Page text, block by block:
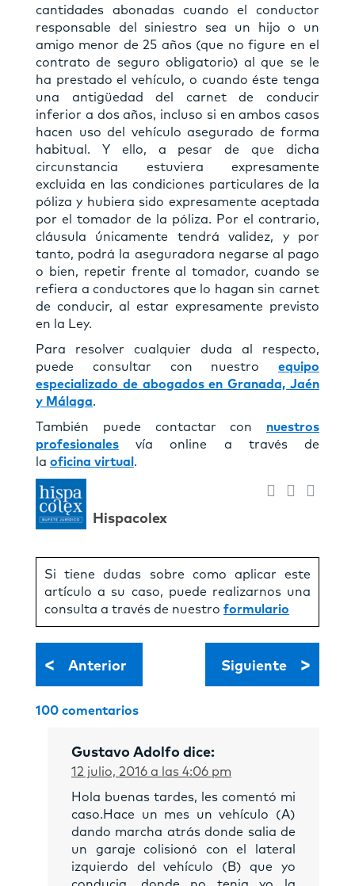
cantidades abonadas cuando el conductor
responsable del siniestro sea un hijo o un
amigo menor de 25 años (que no figure en el
contrato de seguro obligatorio) al que se le
ha prestado el vehículo, o cuando éste tenga
una antigüedad del carnet de conducir
inferior a dos años, incluso si en ambos casos
hacen uso del vehículo asegurado de forma
habitual. Y ello, a pesar de que dicha
circunstancia estuviera expresamente
excluida en las condiciones particulares de la
póliza y hubiera sido expresamente aceptada
por el tomador de la póliza. Por el contrario,
cláusula únicamente tendrá validez, y por
tanto, podrá la aseguradora negarse al pago
o bien, repetir frente al tomador, cuando se
refiera a conductores que lo hagan sin carnet
de conducir, al estar expresamente previsto
en la Ley.
Para resolver cualquier duda al respecto,
puede consultar con nuestro equipo
especializado de abogados en Granada, Jaén
y Málaga.
También puede contactar con nuestros
profesionales vía online a través de
la oficina virtual .
Hispacolex
Si tiene dudas sobre como aplicar este
artículo a su caso, puede realizarnos una
consulta a través de nuestro formulario
< Anterior Siguiente >
100 comentarios
Gustavo Adolfo dice:
12 julio, 2016 a las 4:06 pm
Hola buenas tardes, les comentó mi
caso.Hace un mes un vehículo (A)
dando marcha atrás donde salia de
un garaje colisionó con el lateral
izquierdo del vehículo (B) que yo